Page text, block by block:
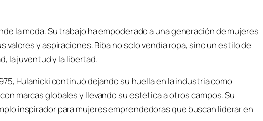
la moda. Su trabajo ha empoderado a una generación de mujeres
y aspiraciones. Biba no solo vendía ropa, sino un estilo de
la juventud y la libertad.
Hulanicki continuó dejando su huella en la industria como
marcas globales y llevando su estética a otros campos. Su
inspirador para mujeres emprendedoras que buscan liderar en